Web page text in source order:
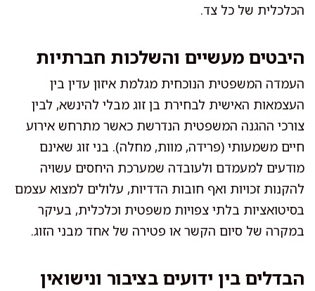
הכלכלית של כל צד.
היבטים מעשיים והשלכות חברתיות
העמדה המשפטית הנוכחית מגלמת איזון עדין בין
העצמאות האישית לבחירת בן זוג מבלי להינשא, לבין
צורכי ההגנה המשפטית הנדרשת כאשר מתרחש אירוע
חיים משמעותי (פרידה, מוות, מחלה). בני זוג שאינם
מודעים למעמדם ולעובדה שמערכת היחסים עשויה
להקנות זכויות ואף חובות הדדיות, עלולים למצוא עצמם
בסיטואציות בלתי צפויות משפטית וכלכלית, בעיקר
במקרה של סיום הקשר או פטירה של אחד מבני הזוג.
הבדלים בין ידועים בציבור ונישואין